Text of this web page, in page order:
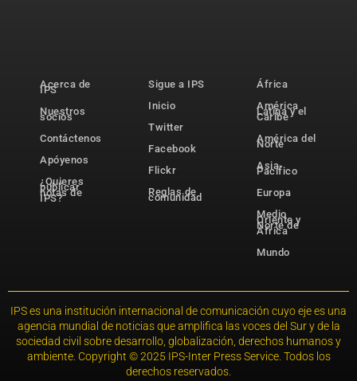
Acerca de
IPS
Nuestros
socios
Contáctenos
Apóyenos
¿Quieres
publicar
notas de
IPS?
Sigue a IPS
Inicio
Twitter
Facebook
Flickr
Reglas de
comunidad
África
América
Latina y el
Caribe
América del
Norte
Asia-
Pacífico
Europa
Medio
Oriente y
Norte de
África
Mundo
IPS es una institución internacional de comunicación cuyo eje es una
agencia mundial de noticias que amplifica las voces del Sur y de la
sociedad civil sobre desarrollo, globalización, derechos humanos y
ambiente. Copyright © 2025 IPS-Inter Press Service. Todos los
derechos reservados.